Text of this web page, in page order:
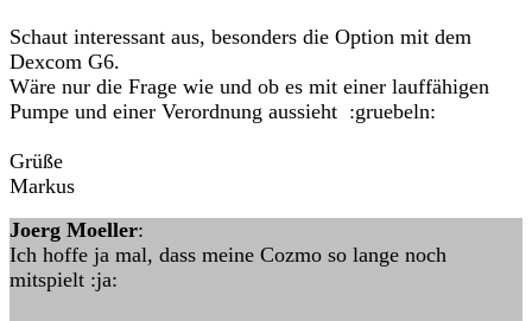
Schaut interessant aus, besonders die Option mit dem
Dexcom G6.
Wäre nur die Frage wie und ob es mit einer lauffähigen
Pumpe und einer Verordnung aussieht :gruebeln:
Grüße
Markus
Joerg Moeller:
Ich hoffe ja mal, dass meine Cozmo so lange noch
mitspielt :ja: